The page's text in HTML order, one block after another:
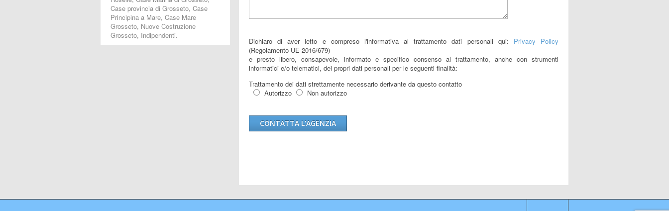
Dichiaro di aver letto e compreso l'informativa al trattamento dati personali qui: Privacy Policy
(Regolamento UE 2016/679)
e presto libero, consapevole, informato e specifico consenso al trattamento, anche con strumenti
informatici e/o telematici, dei propri dati personali per le seguenti finalità:
Trattamento dei dati strettamente necessario derivante da questo contatto
Autorizzo
Non autorizzo
Case provincia di Grosseto, Case
Principina a Mare, Case Mare
Grosseto, Nuove Costruzione
Grosseto, Indipendenti.